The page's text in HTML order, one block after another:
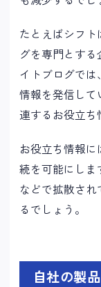
たとえばシフト
グを専門とす
イトブログでは
情報を発信して
連するお役立ち
お役立ち情報
続を可能にしま
などで拡散さ
るでしょう。
自社の製